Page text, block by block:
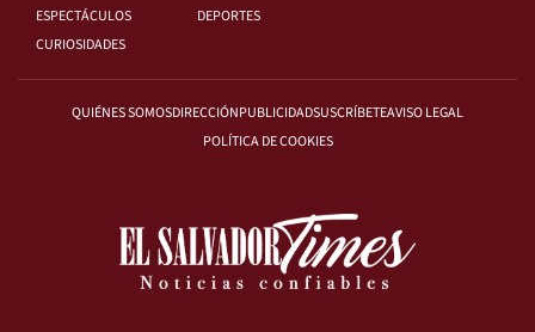
ESPECTÁCULOS
DEPORTES
CURIOSIDADES
QUIÉNES SOMOSDIRECCIÓNPUBLICIDADSUSCRÍBETEAVISO LEGAL
POLÍTICA DE COOKIES